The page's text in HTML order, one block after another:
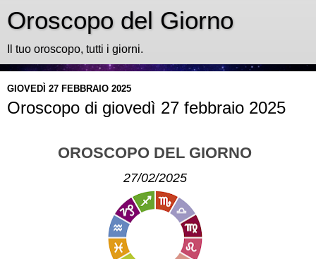
Oroscopo del Giorno
Il tuo oroscopo, tutti i giorni.
GIOVEDÌ 27 FEBBRAIO 2025
Oroscopo di giovedì 27 febbraio 2025
OROSCOPO DEL GIORNO
27/02/2025